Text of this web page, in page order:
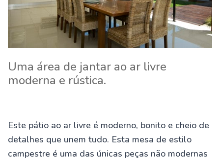
Uma área de jantar ao ar livre
moderna e rústica.
Este pátio ao ar livre é moderno, bonito e cheio de
detalhes que unem tudo. Esta mesa de estilo
campestre é uma das únicas peças não modernas